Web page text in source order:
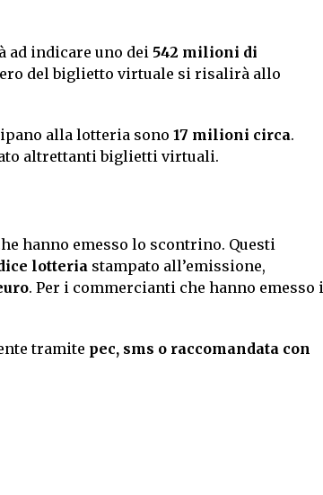
ad indicare uno dei 542 milioni di
del biglietto virtuale si risalirà allo
alla lotteria sono 17 milioni circa.
altrettanti biglietti virtuali.
hanno emesso lo scontrino. Questi
lotteria stampato all’emissione,
. Per i commercianti che hanno emesso i
tramite pec, sms o raccomandata con